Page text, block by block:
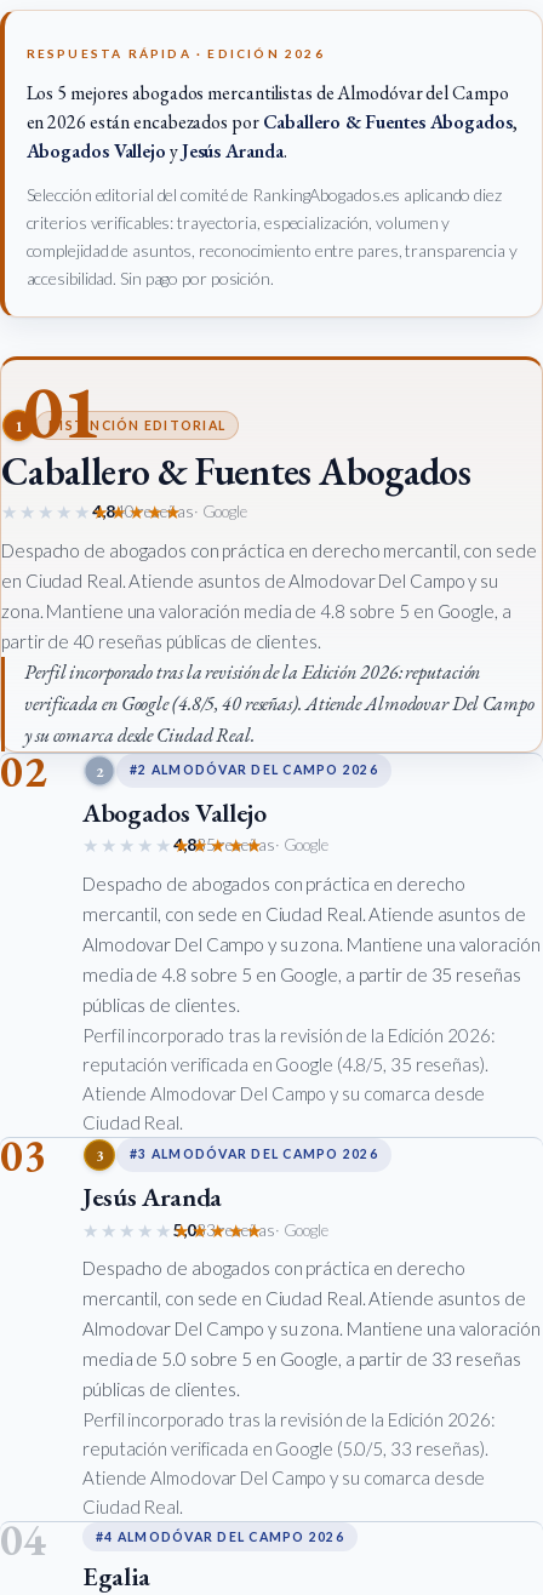
RESPUESTA RÁPIDA · EDICIÓN 2026
Los 5 mejores abogados mercantilistas de Almodóvar del Campo
en 2026 están encabezados porCaballero & Fuentes Abogados,
Abogados VallejoyJesús Aranda.
Selección editorial del comité de RankingAbogados.es aplicando diez
criterios verificables: trayectoria, especialización, volumen y
complejidad de asuntos, reconocimiento entre pares, transparencia y
accesibilidad. Sin pago por posición.
01
1 DISTINCIÓN EDITORIAL
Caballero & Fuentes Abogados
★★★★★★★★★★
4,840 reseñas· Google
Despacho de abogados con práctica en derecho mercantil, con sede
en Ciudad Real. Atiende asuntos de Almodovar Del Campo y su
zona. Mantiene una valoración media de 4.8 sobre 5 en Google, a
partir de 40 reseñas públicas de clientes.
Perfil incorporado tras la revisión de la Edición 2026: reputación
verificada en Google (4.8/5, 40 reseñas). Atiende Almodovar Del Campo
y su comarca desde Ciudad Real.
02 2 #2 ALMODÓVAR DEL CAMPO 2026
Abogados Vallejo
★★★★★★★★★★
4,835 reseñas· Google
Despacho de abogados con práctica en derecho
mercantil, con sede en Ciudad Real. Atiende asuntos de
Almodovar Del Campo y su zona. Mantiene una valoración
media de 4.8 sobre 5 en Google, a partir de 35 reseñas
públicas de clientes.
Perfil incorporado tras la revisión de la Edición 2026:
reputación verificada en Google (4.8/5, 35 reseñas).
Atiende Almodovar Del Campo y su comarca desde
Ciudad Real.
03 3 #3 ALMODÓVAR DEL CAMPO 2026
Jesús Aranda
★★★★★★★★★★
5,033 reseñas· Google
Despacho de abogados con práctica en derecho
mercantil, con sede en Ciudad Real. Atiende asuntos de
Almodovar Del Campo y su zona. Mantiene una valoración
media de 5.0 sobre 5 en Google, a partir de 33 reseñas
públicas de clientes.
Perfil incorporado tras la revisión de la Edición 2026:
reputación verificada en Google (5.0/5, 33 reseñas).
Atiende Almodovar Del Campo y su comarca desde
Ciudad Real.
04 #4 ALMODÓVAR DEL CAMPO 2026
Egalia